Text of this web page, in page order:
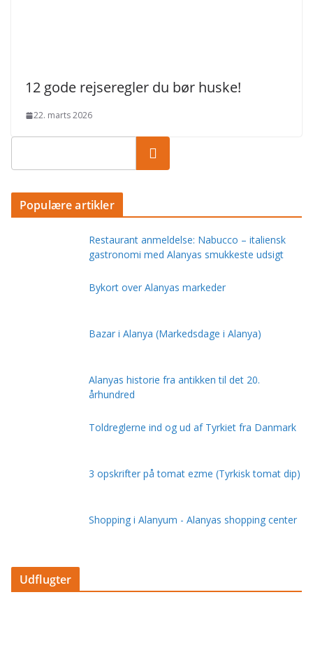
12 gode rejseregler du bør huske!
22. marts 2026
Populære artikler
Restaurant anmeldelse: Nabucco – italiensk
gastronomi med Alanyas smukkeste udsigt
Bykort over Alanyas markeder
Bazar i Alanya (Markedsdage i Alanya)
Alanyas historie fra antikken til det 20.
århundred
Toldreglerne ind og ud af Tyrkiet fra Danmark
3 opskrifter på tomat ezme (Tyrkisk tomat dip)
Shopping i Alanyum - Alanyas shopping center
Udflugter